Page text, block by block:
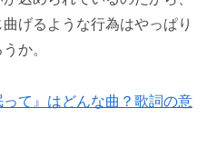
げるような行為はやっぱり
か。
て』はどんな曲？歌詞の意